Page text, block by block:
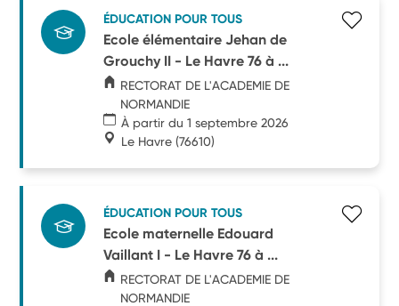
ÉDUCATION POUR TOUS
Ecole élémentaire Jehan de
Grouchy II - Le Havre 76 à ...
RECTORAT DE L'ACADEMIE DE
NORMANDIE
À partir du 1 septembre 2026
Le Havre (76610)
ÉDUCATION POUR TOUS
Ecole maternelle Edouard
Vaillant I - Le Havre 76 à ...
RECTORAT DE L'ACADEMIE DE
NORMANDIE